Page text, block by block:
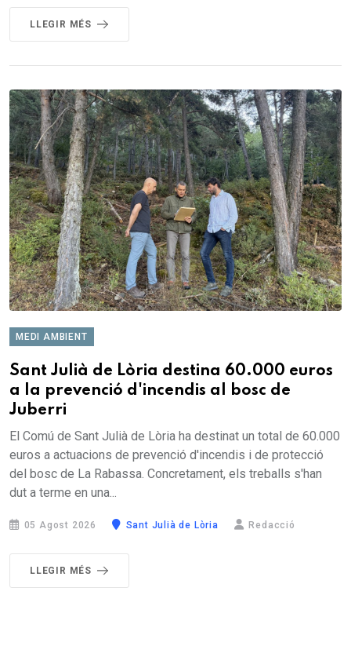
LLEGIR MÉS
MEDI AMBIENT
Sant Julià de Lòria destina 60.000 euros
a la prevenció d'incendis al bosc de
Juberri
El Comú de Sant Julià de Lòria ha destinat un total de 60.000
euros a actuacions de prevenció d'incendis i de protecció
del bosc de La Rabassa. Concretament, els treballs s'han
dut a terme en una...
05 Agost 2026 Sant Julià de Lòria Redacció
LLEGIR MÉS